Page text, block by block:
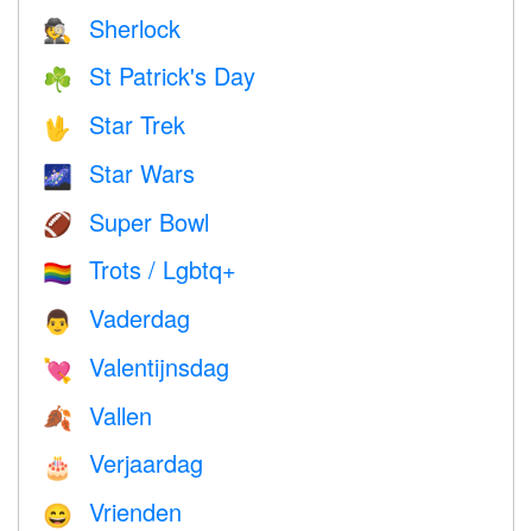
🕵️ Sherlock
☘️ St Patrick's Day
🖖 Star Trek
🌌 Star Wars
🏈 Super Bowl
🏳️‍🌈 Trots / Lgbtq+
👨 Vaderdag
💘 Valentijnsdag
🍂 Vallen
🎂 Verjaardag
😄 Vrienden